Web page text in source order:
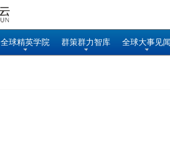
全球精英学院 群策群力智库 全球大事见闻